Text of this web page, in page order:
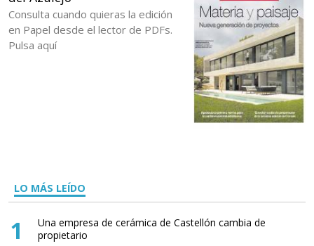
Consulta cuando quieras la edición
en Papel desde el lector de PDFs.
Pulsa aquí
LO MÁS LEÍDO
1
Una empresa de cerámica de Castellón cambia de
propietario